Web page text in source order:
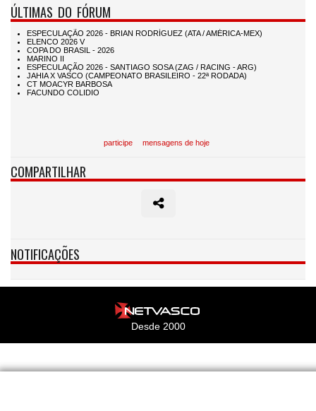
ÚLTIMAS DO FÓRUM
participe mensagens de hoje
COMPARTILHAR
NOTIFICAÇÕES
Desde 2000